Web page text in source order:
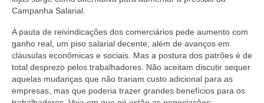
Saúde
Aplicativo Comerciários RJ
Acordo de Feriado para Empresas
CIPA
Campanha Salarial.
A pauta de reivindicações dos comerciários pede aumento com
ganho real, um piso salarial decente, além de avanços em
cláusulas econômicas e sociais. Mas a postura dos patrões é de
total desprezo pelos trabalhadores. Não aceitam discutir sequer
aquelas mudanças que não trariam custo adicional para as
empresas, mas que poderia trazer grandes benefícios para os